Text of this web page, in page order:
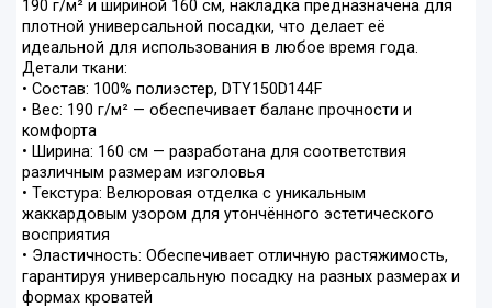
190 г/м² и шириной 160 см, накладка предназначена для
плотной универсальной посадки, что делает её
идеальной для использования в любое время года.
Детали ткани:
• Состав: 100% полиэстер, DTY150D144F
• Вес: 190 г/м² — обеспечивает баланс прочности и
комфорта
• Ширина: 160 см — разработана для соответствия
различным размерам изголовья
• Текстура: Велюровая отделка с уникальным
жаккардовым узором для утончённого эстетического
восприятия
• Эластичность: Обеспечивает отличную растяжимость,
гарантируя универсальную посадку на разных размерах и
формах кроватей